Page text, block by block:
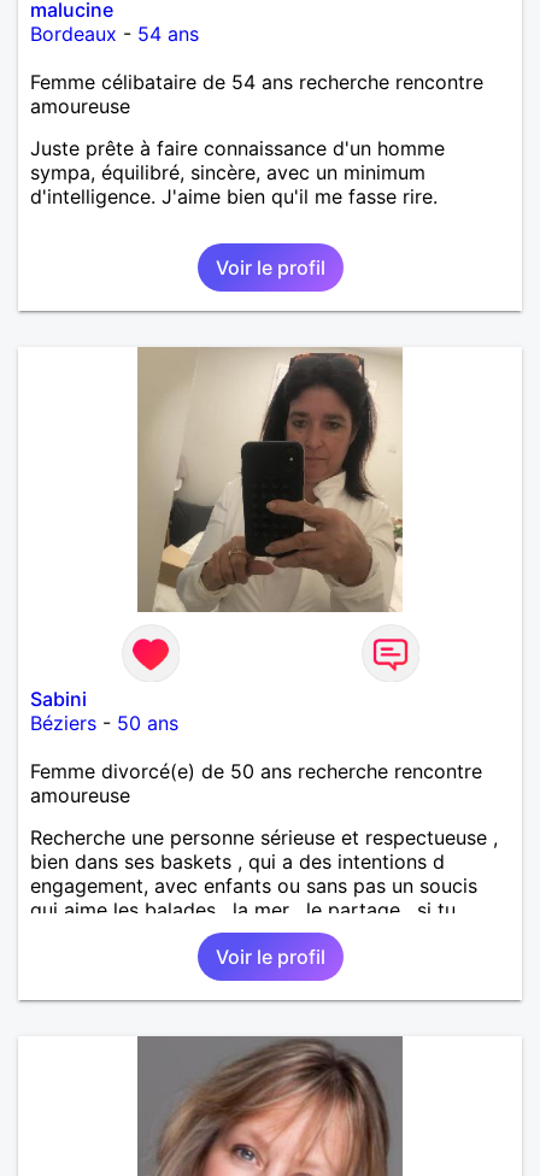
malucine
Bordeaux - 54 ans
Femme célibataire de 54 ans recherche rencontre
amoureuse
Juste prête à faire connaissance d'un homme
sympa, équilibré, sincère, avec un minimum
d'intelligence. J'aime bien qu'il me fasse rire.
Voir le profil
Sabini
Béziers - 50 ans
Femme divorcé(e) de 50 ans recherche rencontre
amoureuse
Recherche une personne sérieuse et respectueuse ,
bien dans ses baskets , qui a des intentions d
engagement, avec enfants ou sans pas un soucis
qui aime les balades , la mer , le partage , si tu
penses qu il y aurait une entente écris moi un
Voir le profil